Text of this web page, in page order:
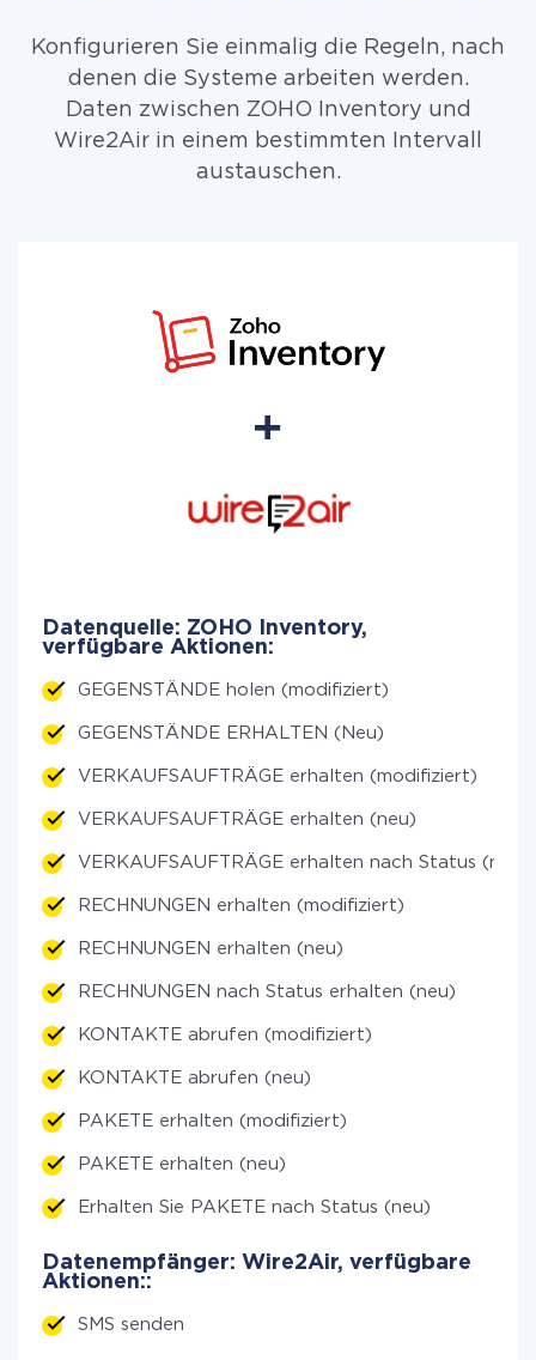
Konfigurieren Sie einmalig die Regeln, nach
denen die Systeme arbeiten werden.
Daten zwischen ZOHO Inventory und
Wire2Air in einem bestimmten Intervall
austauschen.
Datenquelle: ZOHO Inventory,
verfügbare Aktionen:
GEGENSTÄNDE holen (modifiziert)
GEGENSTÄNDE ERHALTEN (Neu)
VERKAUFSAUFTRÄGE erhalten (modifiziert)
VERKAUFSAUFTRÄGE erhalten (neu)
VERKAUFSAUFTRÄGE erhalten nach Status (neu)
RECHNUNGEN erhalten (modifiziert)
RECHNUNGEN erhalten (neu)
RECHNUNGEN nach Status erhalten (neu)
KONTAKTE abrufen (modifiziert)
KONTAKTE abrufen (neu)
PAKETE erhalten (modifiziert)
PAKETE erhalten (neu)
Erhalten Sie PAKETE nach Status (neu)
Datenempfänger: Wire2Air, verfügbare
Aktionen::
SMS senden